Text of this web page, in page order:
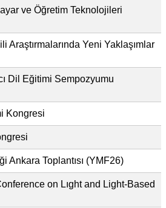
ve Öğretim Teknolojileri
Araştırmalarında Yeni Yaklaşımlar
Dil Eğitimi Sempozyumu
Kongresi
Ankara Toplantısı (YMF26)
on Lıght and Light-Based